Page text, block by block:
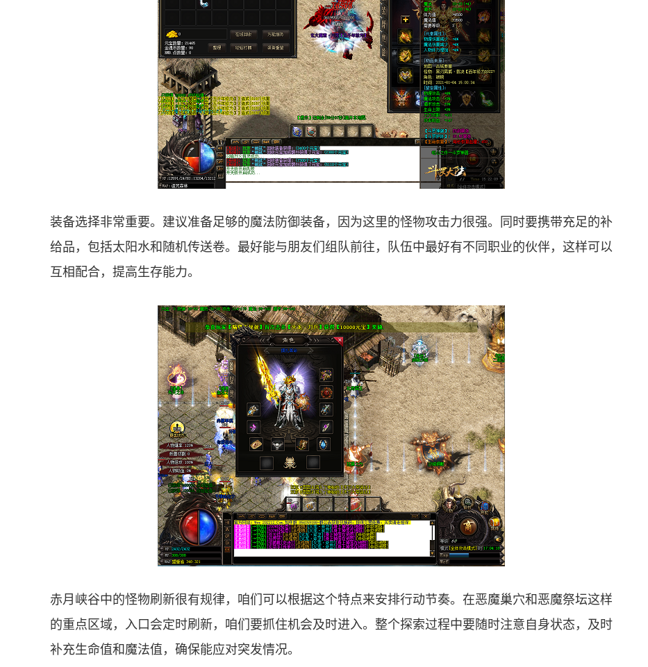
装备选择非常重要。建议准备足够的魔法防御装备，因为这里的怪物攻击力很强。同时要携带充足的补
给品，包括太阳水和随机传送卷。最好能与朋友们组队前往，队伍中最好有不同职业的伙伴，这样可以
互相配合，提高生存能力。
赤月峡谷中的怪物刷新很有规律，咱们可以根据这个特点来安排行动节奏。在恶魔巢穴和恶魔祭坛这样
的重点区域，入口会定时刷新，咱们要抓住机会及时进入。整个探索过程中要随时注意自身状态，及时
补充生命值和魔法值，确保能应对突发情况。